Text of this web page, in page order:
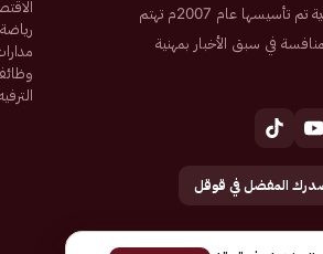
صحيفة إلكترونية سعودية تم تأسيسها عام 2007م تهتم
في سبق الأخبار بمهنية
المفضل في قوقل
رياضة